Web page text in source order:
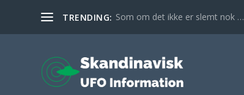
TRENDING: Som om det ikke er slemt nok …